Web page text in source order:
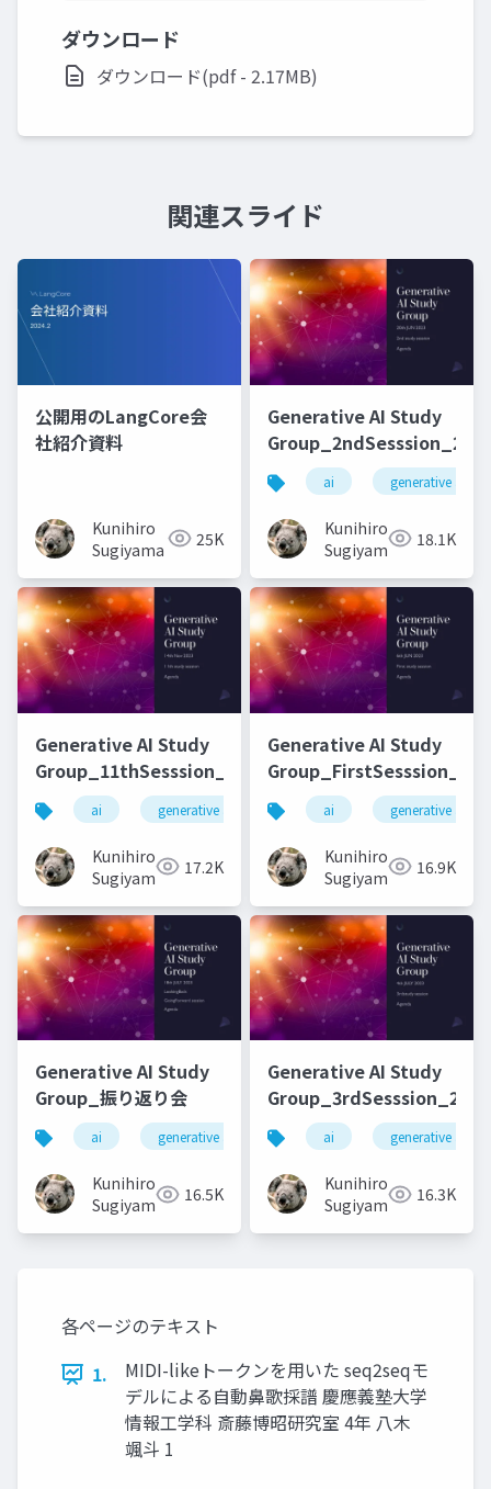
ダウンロード
ダウンロード(pdf - 2.17MB)
関連スライド
公開用のLangCore会
社紹介資料
Kunihiro
Sugiyama
25K
Generative AI Study
ai generative ai
Kunihiro
Sugiyama
18.1K
Generative AI Study
Group_11thSesssion_20231114
ai generative ai machine learning deep
Kunihiro
Sugiyama
17.2K
Generative AI Study
ai generative ai
Kunihiro
Sugiyama
16.9K
Generative AI Study
Group_振り返り会
ai generative ai machine learning deep
Kunihiro
Sugiyama
16.5K
Generative AI Study
ai generative ai
Kunihiro
Sugiyama
16.3K
各ページのテキスト
1.
MIDI-likeトークンを用いた seq2seqモ
デルによる自動鼻歌採譜 慶應義塾大学
情報工学科 斎藤博昭研究室 4年 八木
颯斗 1